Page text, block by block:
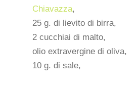
Chiavazza,
25 g. di lievito di birra,
2 cucchiai di malto,
olio extravergine di oliva,
10 g. di sale,